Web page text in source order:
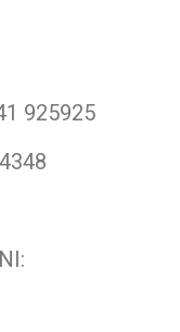
925925